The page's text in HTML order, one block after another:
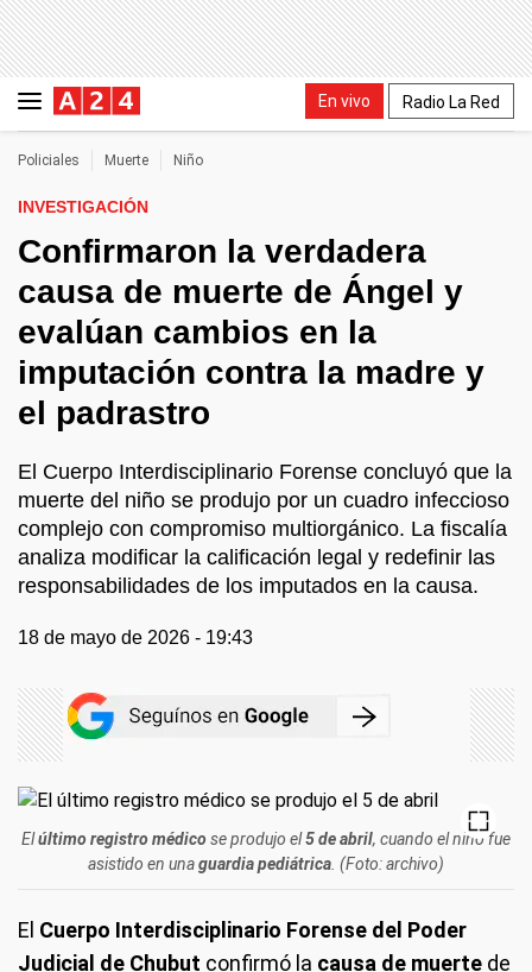
En vivo Radio La Red
Policiales Muerte Niño
INVESTIGACIÓN
Confirmaron la verdadera
causa de muerte de Ángel y
evalúan cambios en la
imputación contra la madre y
el padrastro
El Cuerpo Interdisciplinario Forense concluyó que la
muerte del niño se produjo por un cuadro infeccioso
complejo con compromiso multiorgánico. La fiscalía
analiza modificar la calificación legal y redefinir las
responsabilidades de los imputados en la causa.
18 de mayo de 2026 - 19:43
Elúltimo registro médicose produjo el5 de abril, cuando el niño fue
asistido en unaguardia pediátrica . (Foto: archivo)
El Cuerpo Interdisciplinario Forense del Poder
Judicial de Chubut confirmó la causa de muerte de